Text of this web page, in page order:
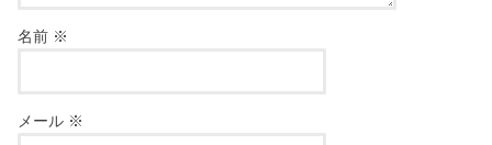
名前 ※
メール ※